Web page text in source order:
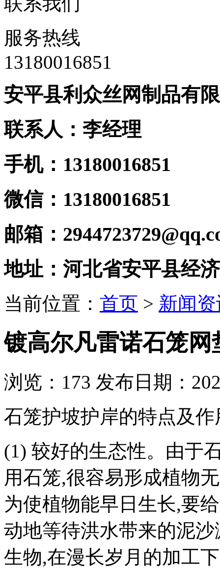
服务热线
13180016851
安平县利众丝网制品有
联系人：李经理
手机：13180016851
微信：13180016851
邮箱：
地址：河北省安平县经
当前位置： 首页 > 新闻
镀高尔凡雷诺石笼
浏览： 173 发布日期：
石笼护坡护岸的特点及作
(1) 较好的生态性。由于
用石笼,很容易形成植物
为使植物能早日生长,要
动地等待洪水带来的泥
生物,在漫长岁月的加工下